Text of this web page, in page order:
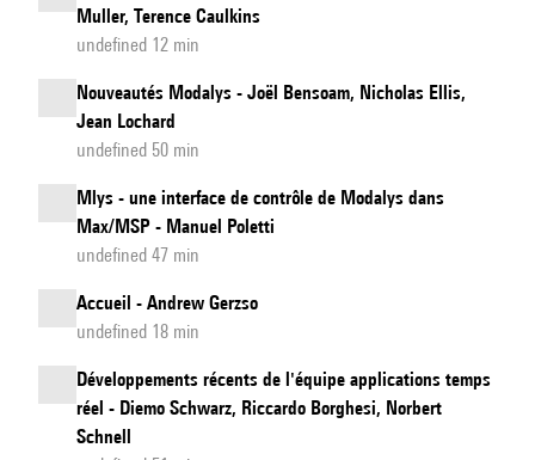
Muller, Terence Caulkins
undefined 12 min
Nouveautés Modalys - Joël Bensoam, Nicholas Ellis,
Jean Lochard
undefined 50 min
Mlys - une interface de contrôle de Modalys dans
Max/MSP - Manuel Poletti
undefined 47 min
Accueil - Andrew Gerzso
undefined 18 min
Développements récents de l'équipe applications temps
réel - Diemo Schwarz, Riccardo Borghesi, Norbert
Schnell